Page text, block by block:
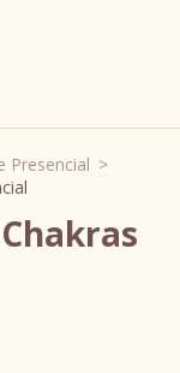
Presencial >